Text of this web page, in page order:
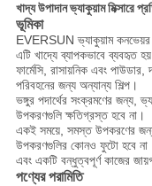
খাদ্য উপাদান ভ্যাকুয়াম মিক্সারে
ভূমিকা
EVERSUN ভ্যাকুয়াম কনভেয়র
এটি খাদ্যে ব্যাপকভাবে ব্যবহৃত
ফার্মেসি, রাসায়নিক এবং
পরিবহনের জন্য অন্যান্য শিল্প।
ভঙ্গুর পদার্থের সংক্রমণের জন্য,
উপকরণগুলি ক্ষতিগ্রস্ত হবে না।
একই সময়ে, সমস্ত উপকরণের জন্য,
উপকরণগুলির কোনও ফুটো হবে না।
এবং একটি বন্ধুত্বপূর্ণ কাজের
পণ্যের পরামিতি